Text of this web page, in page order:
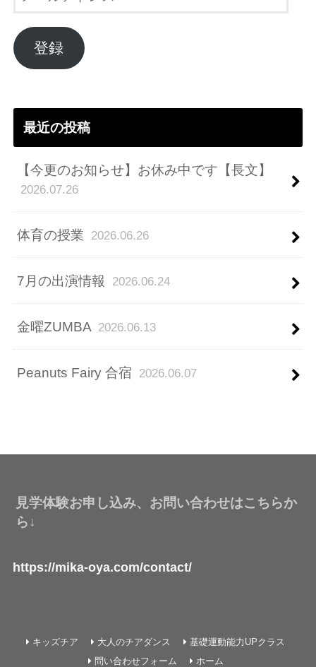
ル
ア
ド
登録
最近の投稿
【今更のお知らせ】お休み中です【長文】
2026.07.26
体育の授業 2026.06.26
7月の出演情報 2026.06.24
金曜ZUMBA 2026.06.13
Peanuts Fairy 合宿 2026.06.07
見学体験お申し込み、お問い合わせはこちらか
ら↓
https://mika-oya.com/contact/
キッズチア 大人のチアダンス
基礎運動能力UPクラス
問い合わせフォーム
ホーム